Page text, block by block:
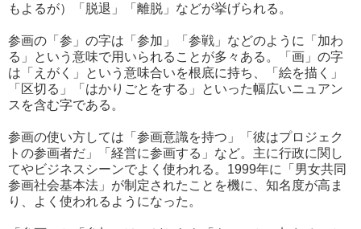
もよるが）「脱退」「離脱」などが挙げられる。
参画の「参」の字は「参加」「参戦」などのように「加わ
る」という意味で用いられることが多々ある。「画」の字
は「えがく」という意味合いを根底に持ち、「絵を描く」
「区切る」「はかりごとをする」といった幅広いニュアン
スを含む字である。
参画の使い方しては「参画意識を持つ」「彼はプロジェク
トの参画者だ」「経営に参画する」など。主に行政に関し
てやビジネスシーンでよく使われる。1999年に「男女共同
参画社会基本法」が制定されたことを機に、知名度が高ま
り、よく使われるようになった。